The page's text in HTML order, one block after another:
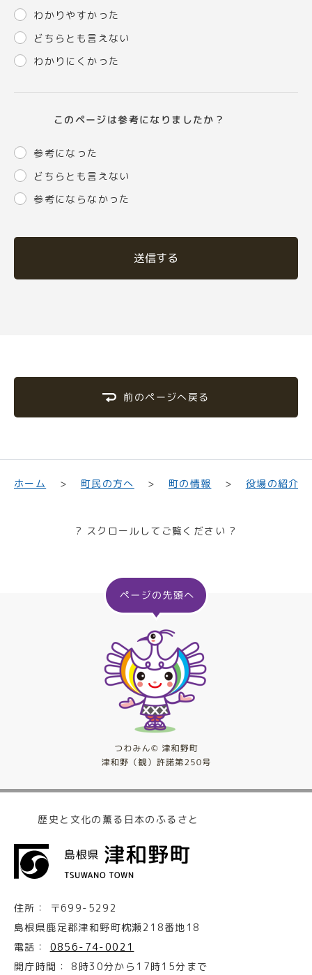
わかりやすかった
どちらとも言えない
わかりにくかった
このページは参考になりましたか？
参考になった
どちらとも言えない
参考にならなかった
送信する
前のページへ戻る
ホーム 町民の方へ 町の情報 役場の紹介
? スクロールしてご覧ください ?
歴史と文化の薫る日本のふるさと
住所：
〒699-5292
島根県鹿足郡津和野町枕瀬218番地18
電話：
0856-74-0021
開庁時間：
8時30分から17時15分まで